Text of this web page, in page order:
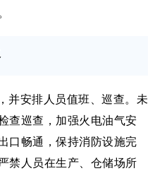
并安排人员值班、巡查。未
查巡查，加强火电油气安
口畅通，保持消防设施完
禁人员在生产、仓储场所